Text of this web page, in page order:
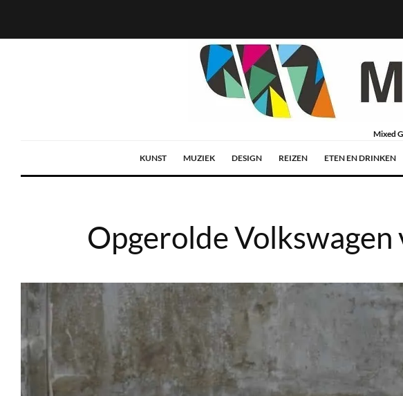
Mixed
KUNST MUZIEK DESIGN REIZEN ETEN EN DRINKEN
Opgerolde